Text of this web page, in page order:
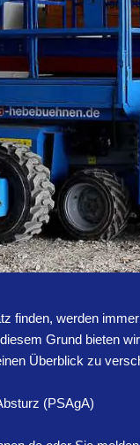
finden, werden
Grund bieten
Überblick zu
(PSAgA)